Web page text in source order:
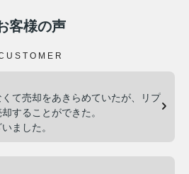
覧頂けます
件をご内覧頂くことも可能です
ださい
山口市・防府市の中古戸建、土
一覧
客様の声
て売却をあきらめていたが、リプ
することができた。
ました。